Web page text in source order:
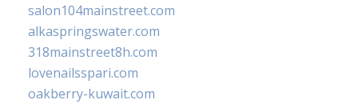
salon104mainstreet.com
alkaspringswater.com
318mainstreet8h.com
lovenailsspari.com
oakberry-kuwait.com